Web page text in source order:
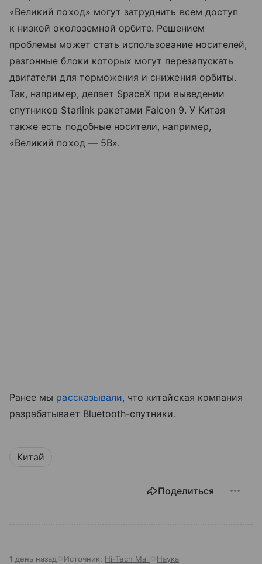
«Великий поход» могут затруднить всем доступ
к низкой околоземной орбите. Решением
проблемы может стать использование носителей,
разгонные блоки которых могут перезапускать
двигатели для торможения и снижения орбиты.
Так, например, делает SpaceX при выведении
спутников Starlink ракетами Falcon 9. У Китая
также есть подобные носители, например,
«Великий поход — 5B».
Ранее мы рассказывали, что китайская компания
разрабатывает Bluetooth-спутники.
Китай
Поделиться
1 день назад Источник: Hi-Tech Mail Наука